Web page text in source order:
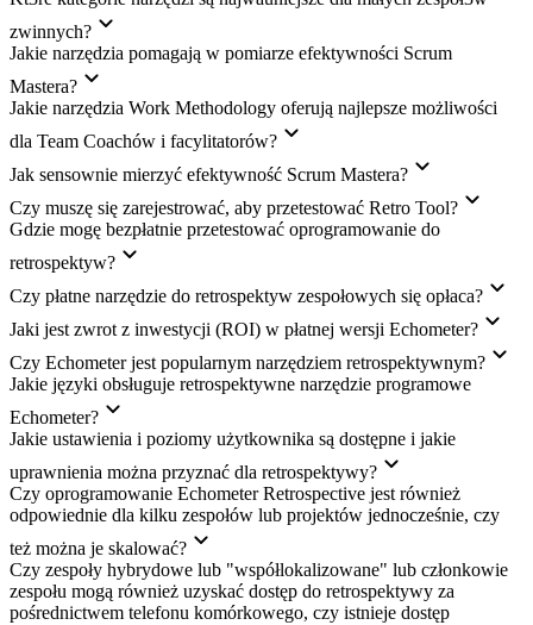
zwinnych?
Jakie narzędzia pomagają w pomiarze efektywności Scrum
Mastera?
Jakie narzędzia Work Methodology oferują najlepsze możliwości
dla Team Coachów i facylitatorów?
Jak sensownie mierzyć efektywność Scrum Mastera?
Czy muszę się zarejestrować, aby przetestować Retro Tool?
Gdzie mogę bezpłatnie przetestować oprogramowanie do
retrospektyw?
Czy płatne narzędzie do retrospektyw zespołowych się opłaca?
Jaki jest zwrot z inwestycji (ROI) w płatnej wersji Echometer?
Czy Echometer jest popularnym narzędziem retrospektywnym?
Jakie języki obsługuje retrospektywne narzędzie programowe
Echometer?
Jakie ustawienia i poziomy użytkownika są dostępne i jakie
uprawnienia można przyznać dla retrospektywy?
Czy oprogramowanie Echometer Retrospective jest również
odpowiednie dla kilku zespołów lub projektów jednocześnie, czy
też można je skalować?
Czy zespoły hybrydowe lub "współlokalizowane" lub członkowie
zespołu mogą również uzyskać dostęp do retrospektywy za
pośrednictwem telefonu komórkowego, czy istnieje dostęp